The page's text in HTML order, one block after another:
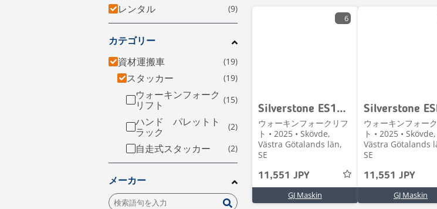
レンタル
カテゴリー
資材運搬車
スタッカー
ウォーキンフォーク
リフト
ハンド パレットト
ラック
自走式スタッカー
メーカー
6
Silverstone ES1536P 1500 kg 3600 mm KAMPANJ
ウォーキンフォークリフ
ト • 2025 • Skövde,
Västra Götalands län,
SE
11,551 JPY
GJ Maskin
ウォーキンフォー
ト • 2025 • Skövde,
Västra Götalands
SE
11,551 JPY
GJ Maskin